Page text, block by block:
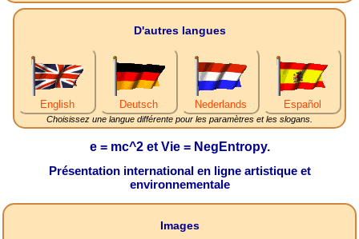
D'autres langues
English Deutsch Nederlands Español
Choisissez une langue différente pour les paramètres et les slogans.
e = mc^2 et Vie = NegEntropy.
Présentation international en ligne artistique et
environnementale
Images